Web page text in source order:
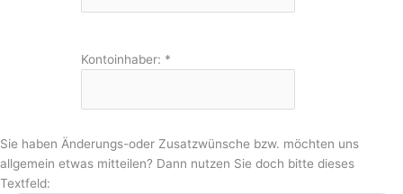
Kontoinhaber: *
Sie haben Änderungs-oder Zusatzwünsche bzw. möchten uns
allgemein etwas mitteilen? Dann nutzen Sie doch bitte dieses
Textfeld: